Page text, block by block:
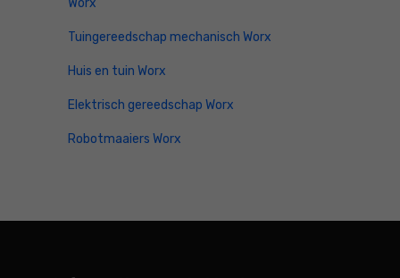
Worx
Tuingereedschap mechanisch Worx
Huis en tuin Worx
Elektrisch gereedschap Worx
Robotmaaiers Worx